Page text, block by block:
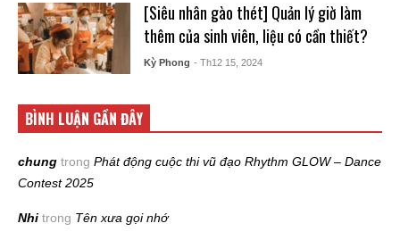
[Siêu nhân gào thét] Quản lý giờ làm
thêm của sinh viên, liệu có cần thiết?
Kỳ Phong - Th12 15, 2024
BÌNH LUẬN GẦN ĐÂY
chung trong Phát động cuộc thi vũ đạo Rhythm GLOW – Dance
Contest 2025
Nhi trong Tên xưa gọi nhớ